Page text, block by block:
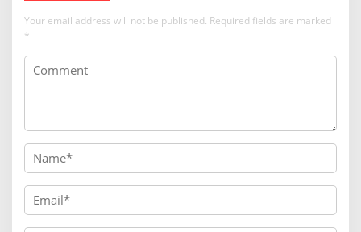
Your email address will not be published. Required fields are marked
*